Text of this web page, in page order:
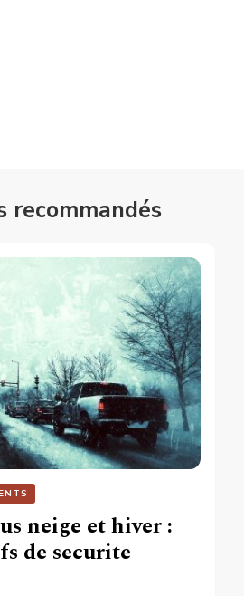
recommandés
neige et hiver :
de securite